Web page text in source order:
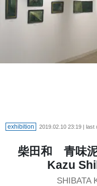
exhibition 2019.02.10 23:19 | last
柴田和 青味
Kazu
SHIBATA